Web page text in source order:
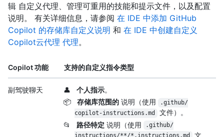
辑 自定义代理、管理可重用的技能和提示文件，以及配置
说明。 有关详细信息，请参阅 在 IDE 中添加 GitHub
Copilot 的存储库自定义说明 和 在 IDE 中创建自定义
Copilot云代理 代理。
Copilot 功能 支持的自定义指令类型
副驾驶聊天 👤 个人指示。
📦
存储库范围的说明（使用
.github/
copilot-instructions.md
文件）。
📂
路径特定 说明（使用
.github/
文